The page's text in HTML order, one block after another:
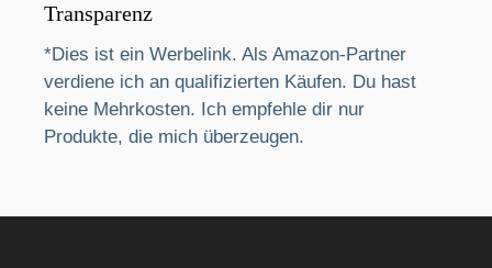
Transparenz
*Dies ist ein Werbelink. Als Amazon-Partner
verdiene ich an qualifizierten Käufen. Du hast
keine Mehrkosten. Ich empfehle dir nur
Produkte, die mich überzeugen.